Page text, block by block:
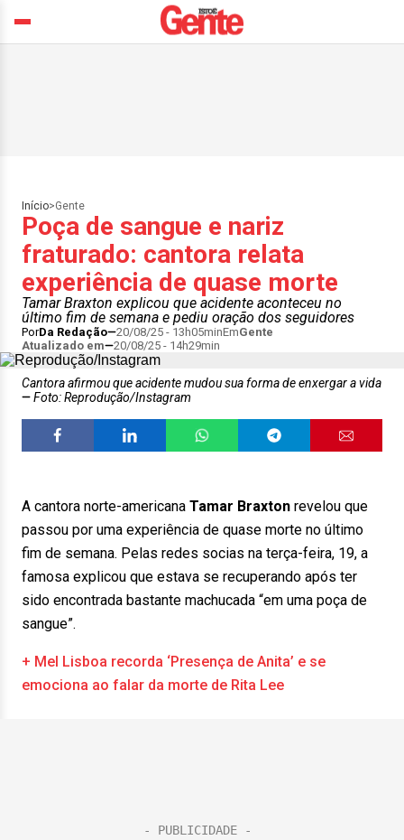
Início>Gente
Poça de sangue e nariz
fraturado: cantora relata
experiência de quase morte
Tamar Braxton explicou que acidente aconteceu no
último fim de semana e pediu oração dos seguidores
PorDa Redação 20/08/25 - 13h05minEmGente
Atualizado em
20/08/25 - 14h29min
Cantora afirmou que acidente mudou sua forma de enxergar a vida
Foto: Reprodução/Instagram
A cantora norte-americana Tamar Braxton revelou que
passou por uma experiência de quase morte no último
fim de semana. Pelas redes socias na terça-feira, 19, a
famosa explicou que estava se recuperando após ter
sido encontrada bastante machucada “em uma poça de
sangue”.
+ Mel Lisboa recorda ‘Presença de Anita’ e se
emociona ao falar da morte de Rita Lee